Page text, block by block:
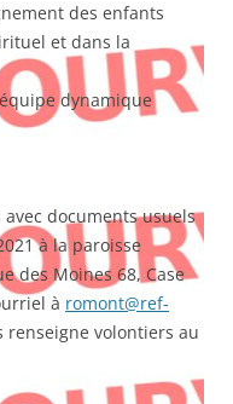
des enfants
et dans la
dynamique
avec documents usuels
à la paroisse
des Moines 68, Case
à romont@ref-
renseigne volontiers au